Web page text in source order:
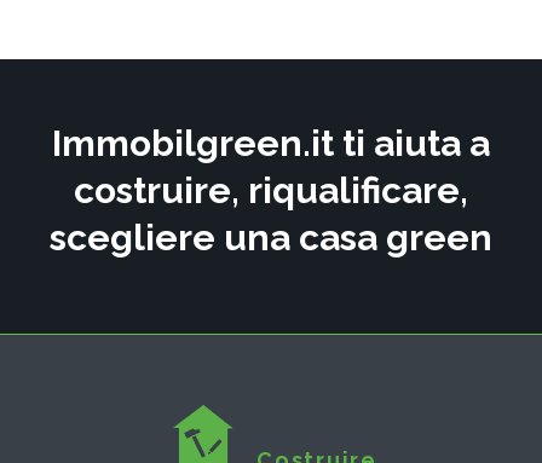
Immobilgreen.it ti aiuta a
costruire, riqualificare,
scegliere una casa green